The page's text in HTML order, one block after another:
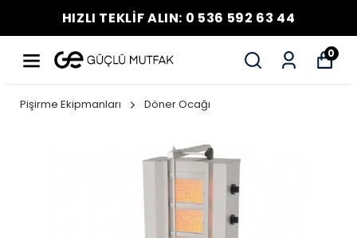
HIZLI TEKLİF ALIN: 0 536 592 63 44
0
Pişirme Ekipmanları Döner Ocağı